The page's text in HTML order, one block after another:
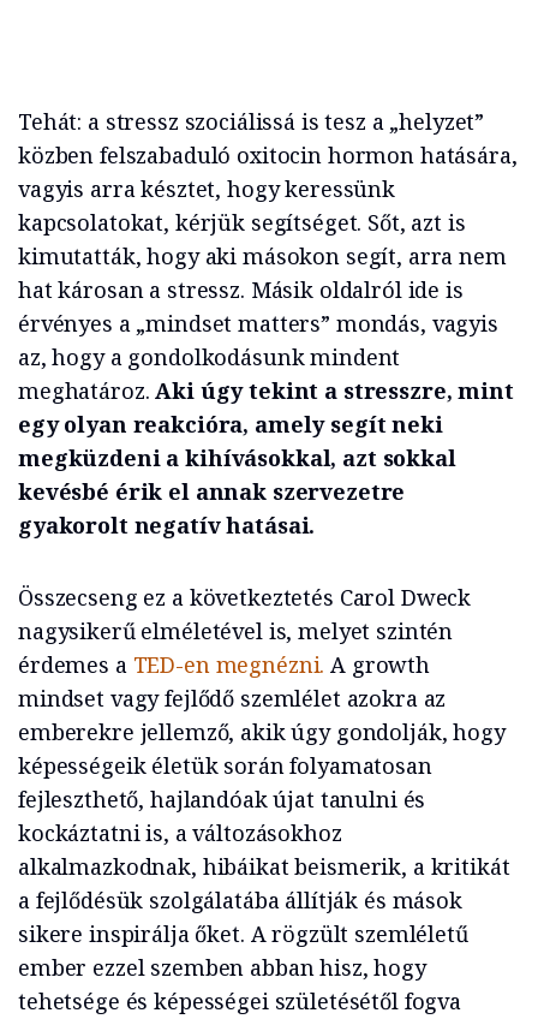
Tehát: a stressz szociálissá is tesz a „helyzet”
közben felszabaduló oxitocin hormon hatására,
vagyis arra késztet, hogy keressünk
kapcsolatokat, kérjük segítséget. Sőt, azt is
kimutatták, hogy aki másokon segít, arra nem
hat károsan a stressz. Másik oldalról ide is
érvényes a „mindset matters” mondás, vagyis
az, hogy a gondolkodásunk mindent
meghatároz.Aki úgy tekint a stresszre, mint
egy olyan reakcióra, amely segít neki
megküzdeni a kihívásokkal, azt sokkal
kevésbé érik el annak szervezetre
gyakorolt negatív hatásai.
Összecseng ez a következtetés Carol Dweck
nagysikerű elméletével is, melyet szintén
érdemes a TED-en megnézni. A growth
mindset vagy fejlődő szemlélet azokra az
emberekre jellemző, akik úgy gondolják, hogy
képességeik életük során folyamatosan
fejleszthető, hajlandóak újat tanulni és
kockáztatni is, a változásokhoz
alkalmazkodnak, hibáikat beismerik, a kritikát
a fejlődésük szolgálatába állítják és mások
sikere inspirálja őket. A rögzült szemléletű
ember ezzel szemben abban hisz, hogy
tehetsége és képességei születésétől fogva